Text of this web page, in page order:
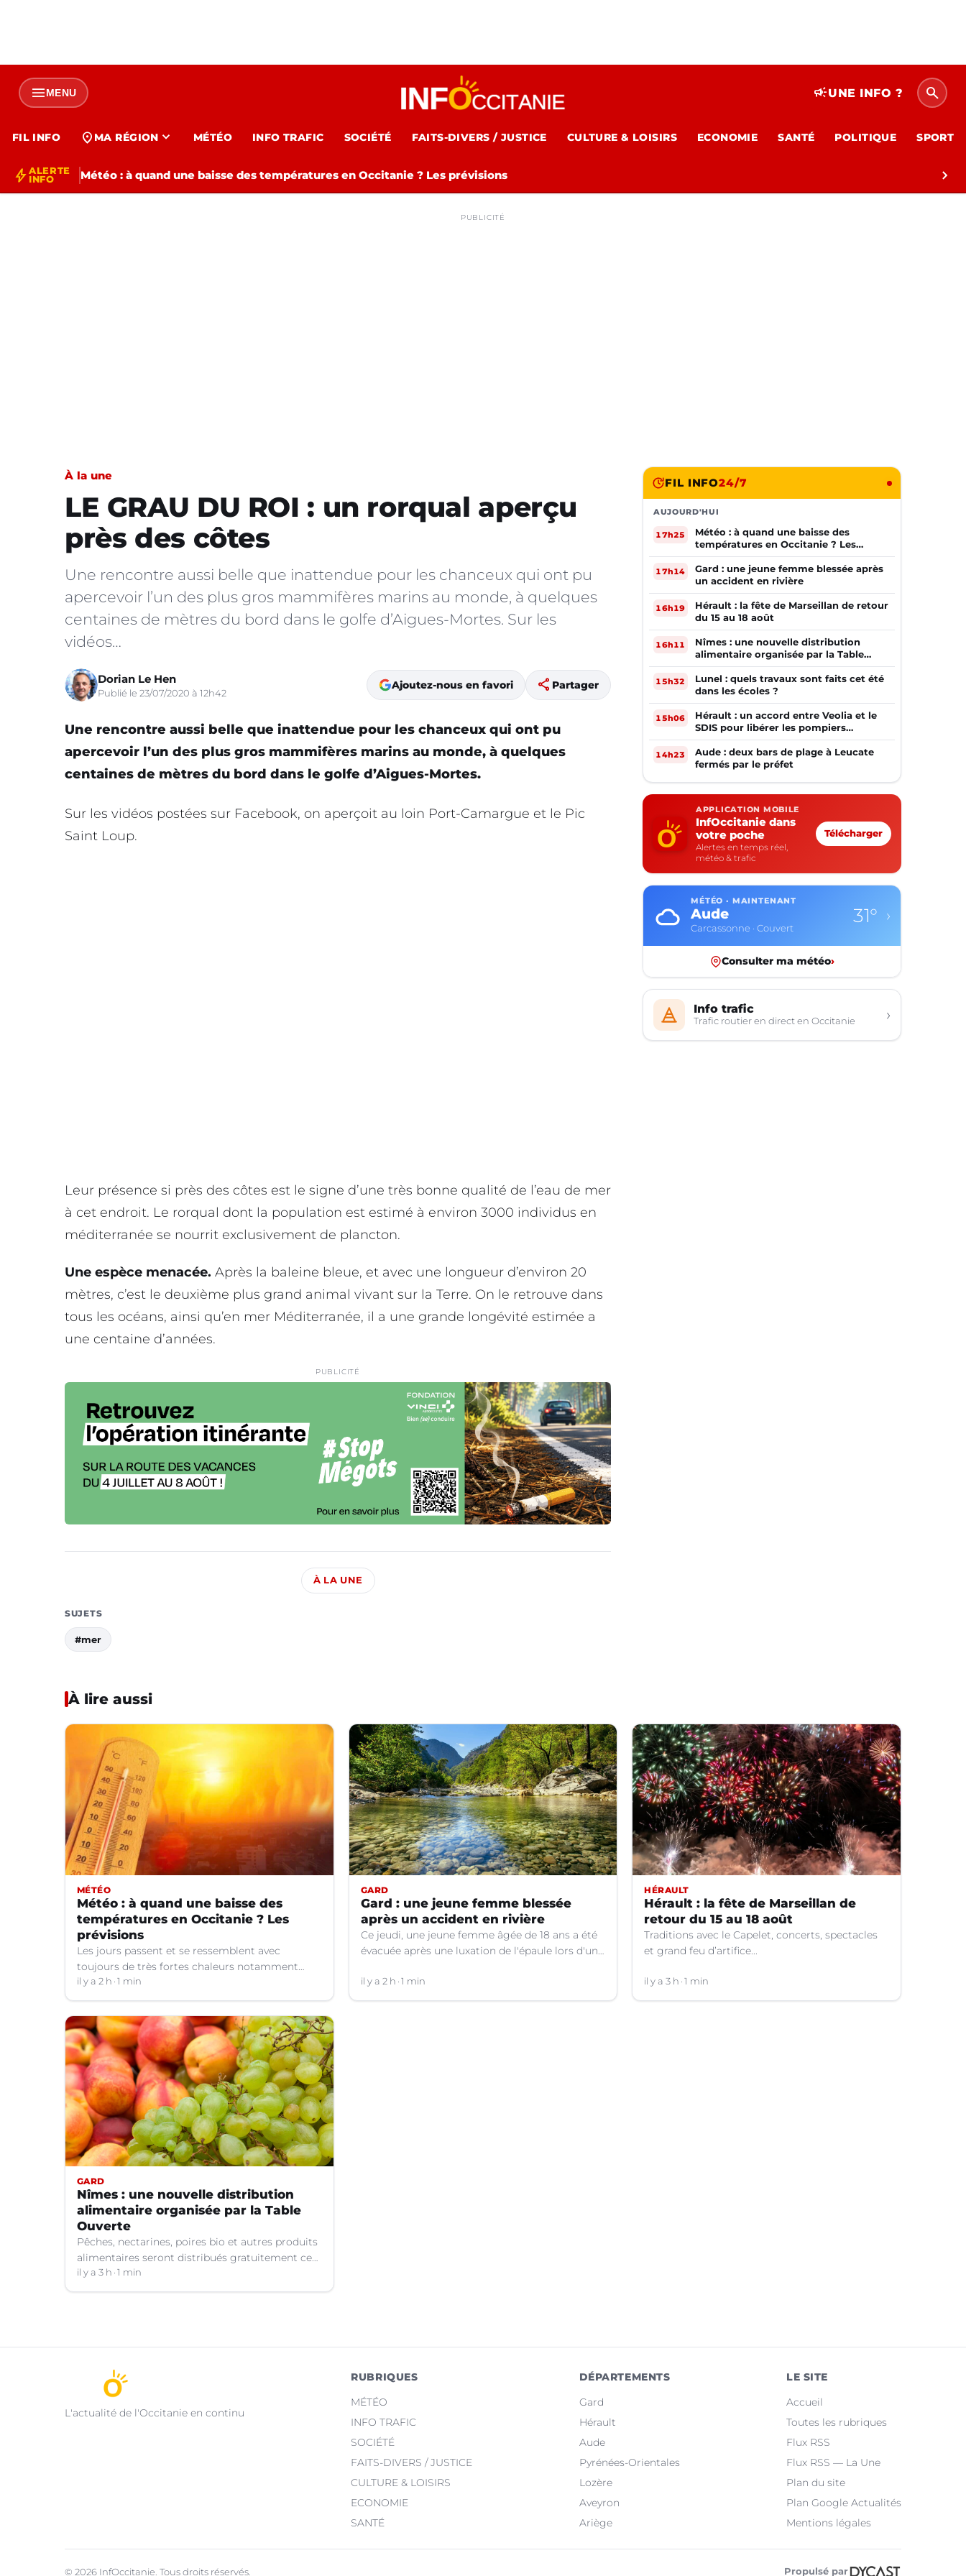
menuMENU campaignUNE INFO ? search
FIL INFO location_on MA RÉGION expand_more MÉTÉO INFO TRAFIC SOCIÉTÉ FAITS-DIVERS / JUSTICE CULTURE & LOISIRS ECONOMIE SANTÉ POLITIQUE SPORT
bolt ALERTE
INFO
Météo : à quand une baisse des températures en Occitanie ? Les prévisions chevron_right
PUBLICITÉ
À la une
LE GRAU DU ROI : un rorqual aperçu
près des côtes
Une rencontre aussi belle que inattendue pour les chanceux qui ont pu
apercevoir l’un des plus gros mammifères marins au monde, à quelques
centaines de mètres du bord dans le golfe d’Aigues-Mortes. Sur les
vidéos…
Dorian Le Hen
Publié le 23/07/2020 à 12h42
Ajoutez-nous en favori share Partager
Une rencontre aussi belle que inattendue pour les chanceux qui ont pu
apercevoir l’un des plus gros mammifères marins au monde, à quelques
centaines de mètres du bord dans le golfe d’Aigues-Mortes.
Sur les vidéos postées sur Facebook, on aperçoit au loin Port-Camargue et le Pic
Saint Loup.
Leur présence si près des côtes est le signe d’une très bonne qualité de l’eau de mer
à cet endroit. Le rorqual dont la population est estimé à environ 3000 individus en
méditerranée se nourrit exclusivement de plancton.
Une espèce menacée. Après la baleine bleue, et avec une longueur d’environ 20
mètres, c’est le deuxième plus grand animal vivant sur la Terre. On le retrouve dans
tous les océans, ainsi qu’en mer Méditerranée, il a une grande longévité estimée a
une centaine d’années.
PUBLICITÉ
À LA UNE
SUJETS
#mer
FIL INFO24/7
AUJOURD'HUI
17h25
Météo : à quand une baisse des
températures en Occitanie ? Les
prévisions
17h14
Gard : une jeune femme blessée après
un accident en rivière
16h19
Hérault : la fête de Marseillan de retour
du 15 au 18 août
16h11
Nîmes : une nouvelle distribution
alimentaire organisée par la Table
Ouverte
15h32
Lunel : quels travaux sont faits cet été
dans les écoles ?
15h06
Hérault : un accord entre Veolia et le
SDIS pour libérer les pompiers
volontaires
14h23
Aude : deux bars de plage à Leucate
fermés par le préfet
APPLICATION MOBILE
InfOccitanie dans
votre poche
Alertes en temps réel,
météo & trafic
Télécharger
MÉTÉO · MAINTENANT
Aude
Carcassonne · Couvert
31° ›
Consulter ma météo›
Info trafic
Trafic routier en direct en Occitanie ›
À lire aussi
MÉTÉO
Météo : à quand une baisse des
températures en Occitanie ? Les
prévisions
Les jours passent et se ressemblent avec
toujours de très fortes chaleurs notamment
dans le Languedoc. Jusqu’à quand ?
il y a 2 h 1 min
GARD
Gard : une jeune femme blessée
après un accident en rivière
Ce jeudi, une jeune femme âgée de 18 ans a été
évacuée après une luxation de l'épaule lors d'un
Valborgne (Gard).
il y a 2 h 1 min
HÉRAULT
Hérault : la fête de Marseillan de
retour du 15 au 18 août
Traditions avec le Capelet, concerts, spectacles
et grand feu d’artifice...
il y a 3 h 1 min
GARD
Nîmes : une nouvelle distribution
alimentaire organisée par la Table
Ouverte
Pêches, nectarines, poires bio et autres produits
alimentaires seront distribués gratuitement ce
vendredi 7 août par les bénévoles de la Table
Ouverte à Nîmes (Gard).
il y a 3 h 1 min
L'actualité de l'Occitanie en continu
RUBRIQUES
MÉTÉO
INFO TRAFIC
SOCIÉTÉ
FAITS-DIVERS / JUSTICE
CULTURE & LOISIRS
ECONOMIE
SANTÉ
DÉPARTEMENTS
Gard
Hérault
Aude
Pyrénées-Orientales
Lozère
Aveyron
Ariège
LE SITE
Accueil
Toutes les rubriques
Flux RSS
Flux RSS — La Une
Plan du site
Plan Google Actualités
Mentions légales
© 2026 InfOccitanie. Tous droits réservés. Propulsé par